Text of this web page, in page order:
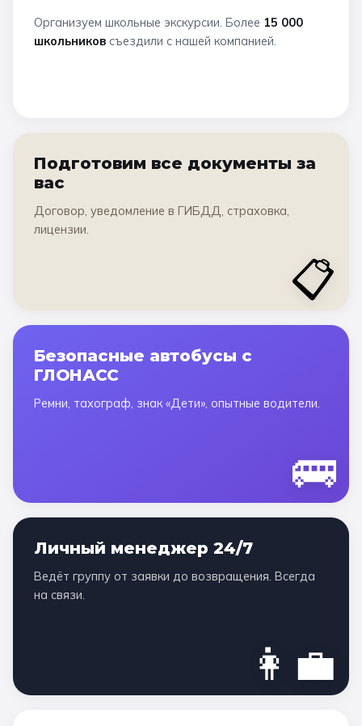
Организуем школьные экскурсии. Более 15 000
школьников съездили с нашей компанией.
Подготовим все документы за
вас
Договор, уведомление в ГИБДД, страховка,
лицензии.
📋
Безопасные автобусы с
ГЛОНАСС
Ремни, тахограф, знак «Дети», опытные водители.
🚌
Личный менеджер 24/7
Ведёт группу от заявки до возвращения. Всегда
на связи.
👩‍💼